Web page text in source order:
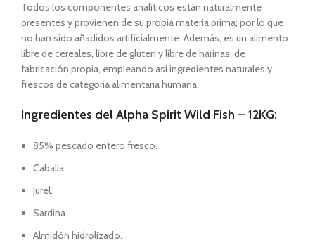
Todos los componentes analíticos están naturalmente
presentes y provienen de su propia materia prima; por lo que
no han sido añadidos artificialmente. Además, es un alimento
libre de cereales, libre de gluten y libre de harinas, de
fabricación propia, empleando así ingredientes naturales y
frescos de categoría alimentaria humana.
Ingredientes del Alpha Spirit Wild Fish – 12KG:
85% pescado entero fresco.
Caballa.
Jurel.
Sardina.
Almidón hidrolizado.